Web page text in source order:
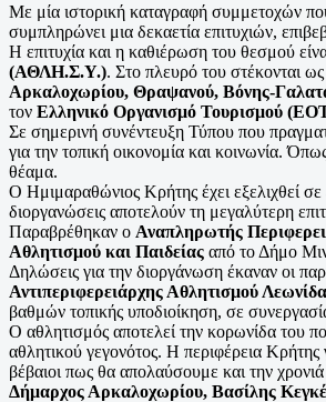
Με μία ιστορική καταγραφή συμμετοχών
συμπληρώνει μια δεκαετία επιτυχιών,
Η επιτυχία και η καθιέρωση του θεσμού
(ΑΘΛΗ.Σ.Υ.). Στο πλευρό του στέκονται
Αρκαλοχωρίου, Θραψανού, Βόνης-
τον Ελληνικό Οργανισμό Τουρισμού
Σε σημερινή συνέντευξη Τύπου που
για την τοπική οικονομία και κοινωνία.
θέαμα.
Ο Ημιμαραθώνιος Κρήτης έχει εξελιχθεί
διοργανώσεις αποτελούν τη μεγαλύτερη
Παραβρέθηκαν ο Αναπληρωτής
Αθλητισμού και Παιδείας από το Δήμο
Δηλώσεις για την διοργάνωση έκαναν οι
Αντιπεριφερειάρχης Αθλητισμού
βαθμών τοπικής υποδιοίκηση, σε
Ο αθλητισμός αποτελεί την κορωνίδα του
αθλητικού γεγονότος. Η περιφέρεια
βέβαιοι πως θα απολαύσουμε και την
Δήμαρχος Αρκαλοχωρίου, Βασίλης